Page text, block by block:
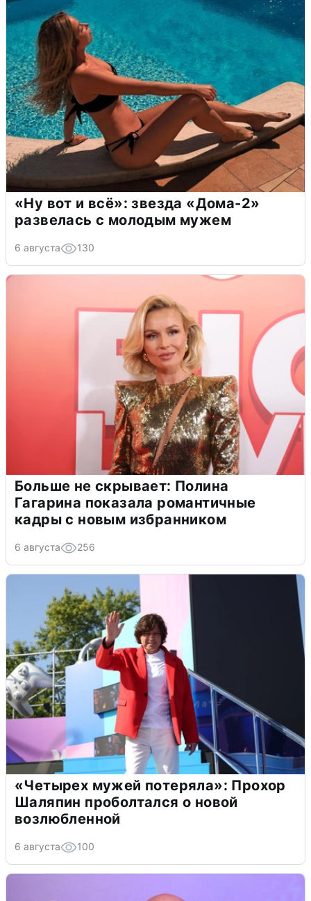
«Ну вот и всё»: звезда «Дома-2»
развелась с молодым мужем
6 августа 130
Больше не скрывает: Полина
Гагарина показала романтичные
кадры с новым избранником
6 августа 256
«Четырех мужей потеряла»: Прохор
Шаляпин проболтался о новой
возлюбленной
6 августа 100